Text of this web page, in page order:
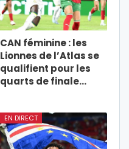
CAN féminine : les
Lionnes de l’Atlas se
qualifient pour les
quarts de finale…
EN DIRECT